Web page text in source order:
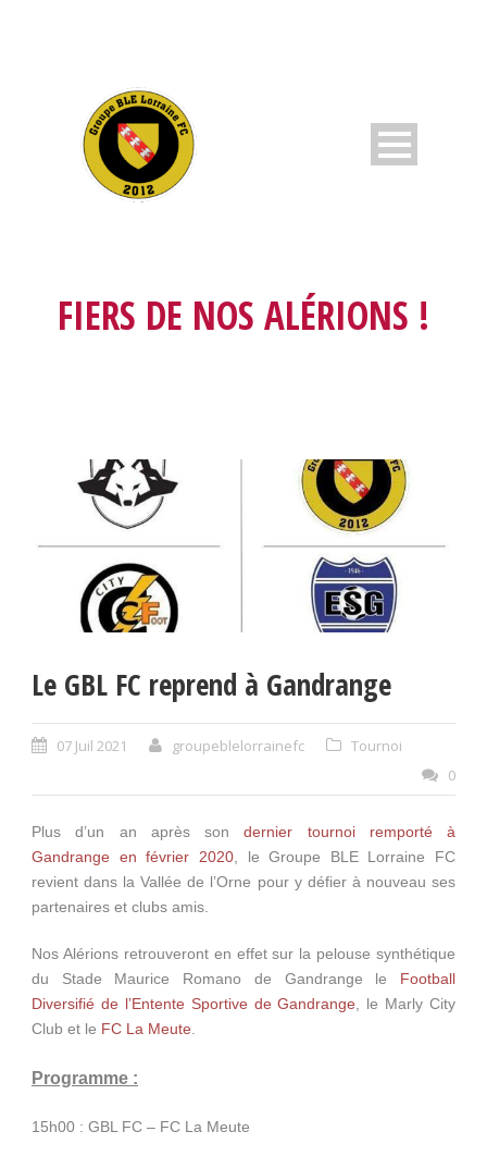
FIERS DE NOS ALÉRIONS !
Le GBL FC reprend à Gandrange
07 Juil 2021 groupeblelorrainefc
Tournoi
0
Plus d’un an après sondernier tournoi remporté à
Gandrange en février 2020, le Groupe BLE Lorraine FC
revient dans la Vallée de l’Orne pour y défier à nouveau ses
partenaires et clubs amis.
Nos Alérions retrouveront en effet sur la pelouse synthétique
du Stade Maurice Romano de Gandrange le Football
Diversifié de l’Entente Sportive de Gandrange , le Marly City
Club et le FC La Meute
Programme :
15h00 : GBL FC – FC La Meute